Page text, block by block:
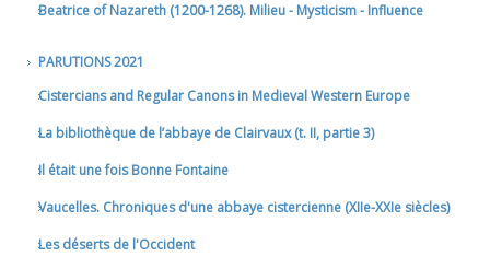
Beatrice of Nazareth (1200-1268). Milieu - Mysticism - Influence
PARUTIONS 2021
Cistercians and Regular Canons in Medieval Western Europe
La bibliothèque de l’abbaye de Clairvaux (t. II, partie 3)
Il était une fois Bonne Fontaine
Vaucelles. Chroniques d'une abbaye cistercienne (XIIe-XXIe siècles)
Les déserts de l'Occident